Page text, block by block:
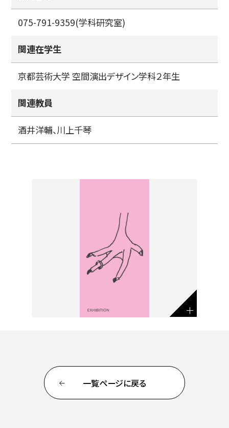
075-791-9359(学科研究室)
関連在学生
京都芸術大学 空間演出デザイン学科２年生
関連教員
酒井洋輔、川上千琴
一覧ページに戻る